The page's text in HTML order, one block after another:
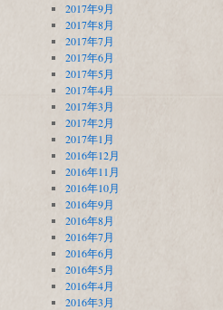
2017年9月
2017年8月
2017年7月
2017年6月
2017年5月
2017年4月
2017年3月
2017年2月
2017年1月
2016年12月
2016年11月
2016年10月
2016年9月
2016年8月
2016年7月
2016年6月
2016年5月
2016年4月
2016年3月